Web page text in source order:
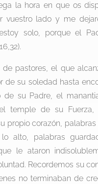
la hora en que os
vuestro lado y me
solo, porque el
de pastores, el que
de su soledad hasta
de su Padre, el
temple de su Fuerza,
propio corazón,
alto, palabras
le ataron
Recordemos su
no terminaban de